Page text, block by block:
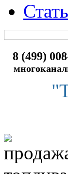
8 (499)